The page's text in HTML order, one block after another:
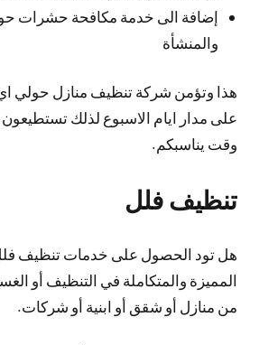
إضافة الى خدمة مكافحة حشرات
والمنشأة
هذا وتؤمن شركة تنظيف منازل حولي
على مدار ايام الاسبوع لذلك تستطيعون
وقت يناسبكم.
تنظيف فلل
هل تود الحصول على خدمات تنظيف
المميزة والمتكاملة في التنظيف أو
من منازل أو شقق أو ابنية أو شركات.